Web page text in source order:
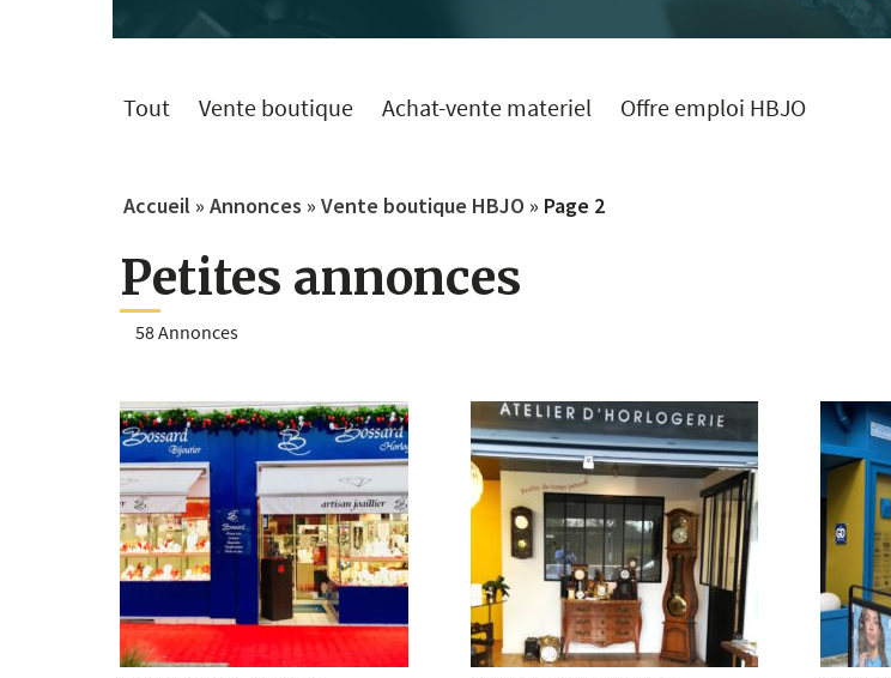
Tout Vente boutique Achat-vente materiel Offre emploi HBJO
Accueil » Annonces » Vente boutique HBJO » Page 2
Petites annonces
58 Annonces